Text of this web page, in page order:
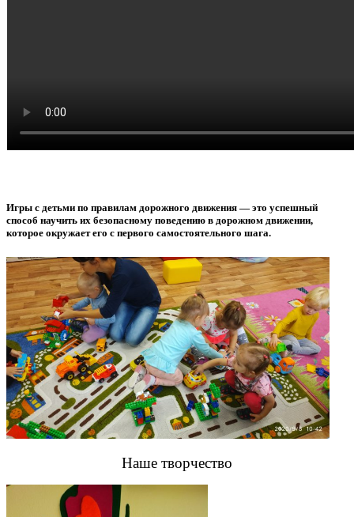
Игры с детьми по правилам дорожного движения — это успешный
способ научить их безопасному поведению в дорожном движении,
которое окружает его с первого самостоятельного шага.
Наше творчество